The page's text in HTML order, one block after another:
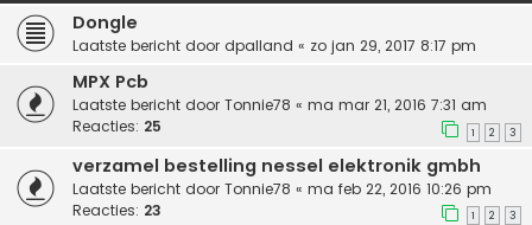
Dongle
Laatste bericht door dpalland « zo jan 29, 2017 8:17 pm
MPX Pcb
Laatste bericht door Tonnie78 « ma mar 21, 2016 7:31 am
Reacties: 25 1 2 3
verzamel bestelling nessel elektronik gmbh
Laatste bericht door Tonnie78 « ma feb 22, 2016 10:26 pm
Reacties: 23 1 2 3